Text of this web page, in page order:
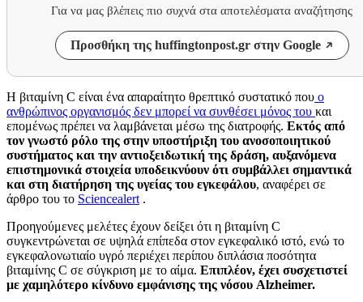
Για να μας βλέπεις πιο συχνά στα αποτελέσματα αναζήτησης
Προσθήκη της huffingtonpost.gr στην Google
Η βιταμίνη C είναι ένα απαραίτητο θρεπτικό συστατικό που ο
ανθρώπινος οργανισμός δεν μπορεί να συνθέσει μόνος του και
επομένως πρέπει να λαμβάνεται μέσω της διατροφής. Εκτός από
τον γνωστό ρόλο της στην υποστήριξη του ανοσοποιητικού
συστήματος και την αντιοξειδωτική της δράση, αυξανόμενα
επιστημονικά στοιχεία υποδεικνύουν ότι συμβάλλει σημαντικά
και στη διατήρηση της υγείας του εγκεφάλου, αναφέρει σε
άρθρο του το Sciencealert .
Προηγούμενες μελέτες έχουν δείξει ότι η βιταμίνη C
συγκεντρώνεται σε υψηλά επίπεδα στον εγκεφαλικό ιστό, ενώ το
εγκεφαλονωτιαίο υγρό περιέχει περίπου διπλάσια ποσότητα
βιταμίνης C σε σύγκριση με το αίμα. Επιπλέον, έχει συσχετιστεί
με χαμηλότερο κίνδυνο εμφάνισης της νόσου Alzheimer.